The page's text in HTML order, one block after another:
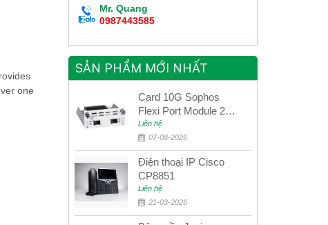
one
Mr. Quang
0987443585
SẢN PHẨM MỚI NHẤT
Card 10G Sophos
Flexi Port Module 2
port 10GbE SFP+
SGMOD2F2PUR
2port 10GbE SFP+
Liên hệ
07-08-2026
Điện thoại IP Cisco
CP8851
Liên hệ
21-03-2026